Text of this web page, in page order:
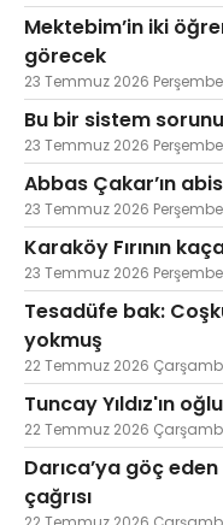
Mektebim’in iki
görecek
23 Temmuz 2026 Perşembe
Bu bir sistem
23 Temmuz 2026 Perşembe
Abbas Çakar’ın
23 Temmuz 2026 Perşembe
Karaköy Fırının
23 Temmuz 2026 Perşembe
Tesadüfe bak:
yokmuş
22 Temmuz 2026
Tuncay Yıldız'ın
22 Temmuz 2026
Darıca’ya göç
çağrısı